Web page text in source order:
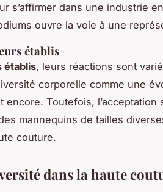
s’affirmer dans une industrie
ouvre la voie à une
établis
établis, leurs réactions sont
corporelle comme une
encore. Toutefois, l’acceptation
mannequins de tailles
couture.
dans la haute